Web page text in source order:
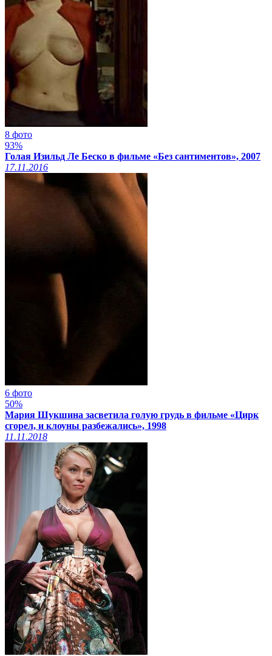
8 фото
93%
Голая Изильд Ле Беско в фильме «Без сантиментов», 2007
17.11.2016
6 фото
50%
Мария Шукшина засветила голую грудь в фильме «Цирк
сгорел, и клоуны разбежались», 1998
11.11.2018